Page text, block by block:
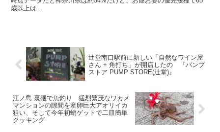
歳以上は...
辻堂南口駅前に新しい「自然なワイン屋
さん + 角打ち」が開店したの 『パンプ
ストア PUMP STORE(辻堂)』
江ノ島 裏磯で魚釣り 猛烈繁茂なワカメ
マンションの隙間を産卵巨大アオリイカ
狙い、そして今年初蛸ゲットで二皿簡単
クッキング